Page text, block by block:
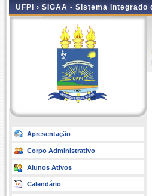
UFPI › SIGAA - Sistema
Apresentação
Corpo Administrativo
Alunos Ativos
Calendário